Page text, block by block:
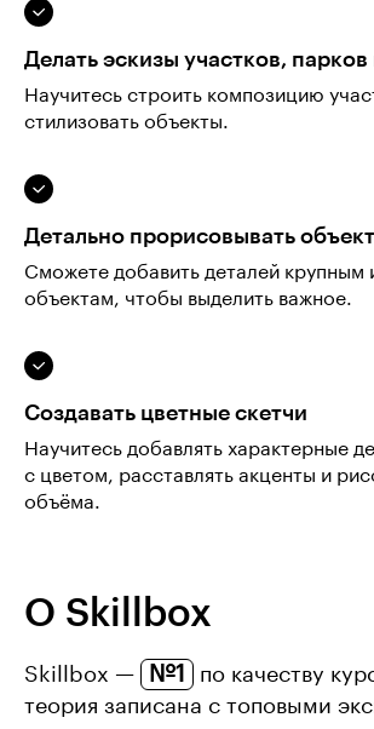
Делать эскизы участков, парков
Научитесь строить композицию
стилизовать объекты.
Детально прорисовывать
Сможете добавить деталей крупным
объектам, чтобы выделить важное.
Создавать цветные скетчи
Научитесь добавлять характерные
с цветом, расставлять акценты и
объёма.
О Skillbox
Skillbox — №1
по качеству
теория записана с топовыми